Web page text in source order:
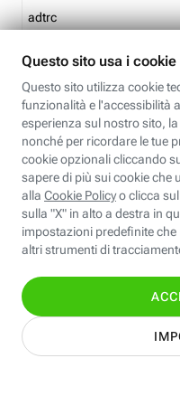
adtrc
CFFC<TagID>
CM
CM14
EBFC<BannerID>